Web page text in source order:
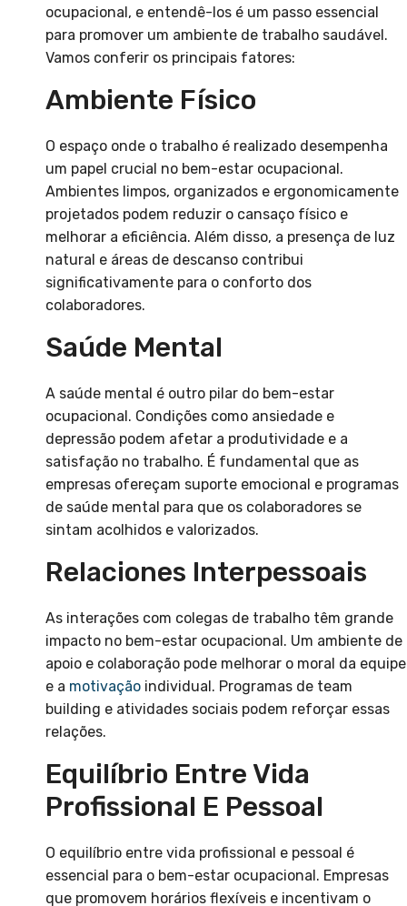
ocupacional, e entendê-los é um passo essencial
para promover um ambiente de trabalho saudável.
Vamos conferir os principais fatores:
Ambiente Físico
O espaço onde o trabalho é realizado desempenha
um papel crucial no bem-estar ocupacional.
Ambientes limpos, organizados e ergonomicamente
projetados podem reduzir o cansaço físico e
melhorar a eficiência. Além disso, a presença de luz
natural e áreas de descanso contribui
significativamente para o conforto dos
colaboradores.
Saúde Mental
A saúde mental é outro pilar do bem-estar
ocupacional. Condições como ansiedade e
depressão podem afetar a produtividade e a
satisfação no trabalho. É fundamental que as
empresas ofereçam suporte emocional e programas
de saúde mental para que os colaboradores se
sintam acolhidos e valorizados.
Relaciones Interpessoais
As interações com colegas de trabalho têm grande
impacto no bem-estar ocupacional. Um ambiente de
apoio e colaboração pode melhorar o moral da equipe
e a motivação individual. Programas de team
building e atividades sociais podem reforçar essas
relações.
Equilíbrio Entre Vida
Profissional E Pessoal
O equilíbrio entre vida profissional e pessoal é
essencial para o bem-estar ocupacional. Empresas
que promovem horários flexíveis e incentivam o